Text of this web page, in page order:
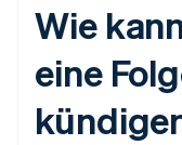
Wie
eine